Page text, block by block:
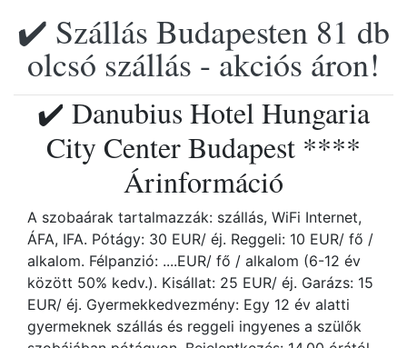
✔️ Szállás Budapesten 81 db
olcsó szállás - akciós áron!
✔️ Danubius Hotel Hungaria
City Center Budapest ****
Árinformáció
A szobaárak tartalmazzák: szállás, WiFi Internet,
ÁFA, IFA. Pótágy: 30 EUR/ éj. Reggeli: 10 EUR/ fő /
alkalom. Félpanzió: ....EUR/ fő / alkalom (6-12 év
között 50% kedv.). Kisállat: 25 EUR/ éj. Garázs: 15
EUR/ éj. Gyermekkedvezmény: Egy 12 év alatti
gyermeknek szállás és reggeli ingyenes a szülők